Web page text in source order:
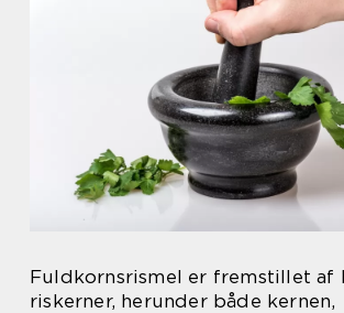
Fuldkornsrismel er fremstillet af
riskerner, herunder både kernen,